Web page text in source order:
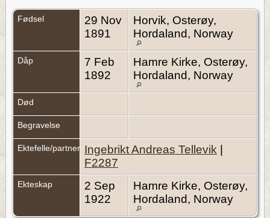
Fødsel
29 Nov
1891
Horvik, Osterøy,
Hordaland, Norway
Dåp
7 Feb
1892
Hamre Kirke, Osterøy,
Hordaland, Norway
Død
Begravelse
Ektefelle/partner Ingebrikt Andreas Tellevik
F2287
Ekteskap
2 Sep
1922
Hamre Kirke, Osterøy,
Hordaland, Norway